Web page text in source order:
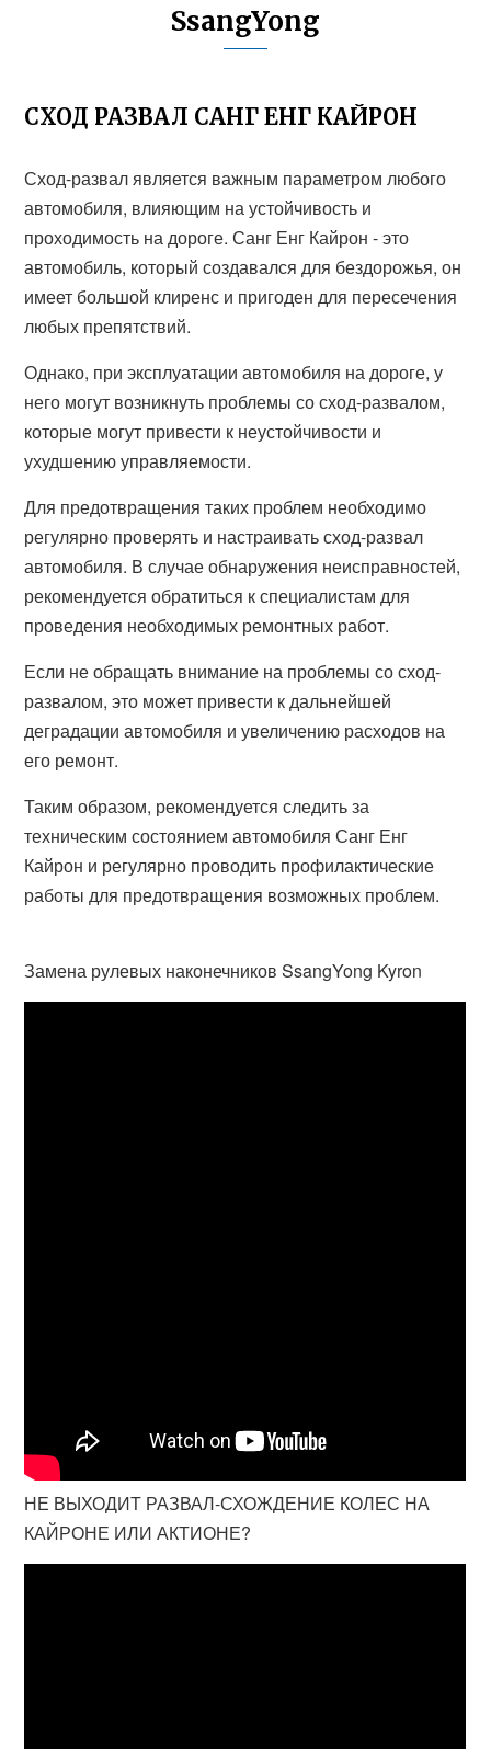
SsangYong
СХОД РАЗВАЛ САНГ ЕНГ КАЙРОН
Сход-развал является важным параметром любого
автомобиля, влияющим на устойчивость и
проходимость на дороге. Санг Енг Кайрон - это
автомобиль, который создавался для бездорожья, он
имеет большой клиренс и пригоден для пересечения
любых препятствий.
Однако, при эксплуатации автомобиля на дороге, у
него могут возникнуть проблемы со сход-развалом,
которые могут привести к неустойчивости и
ухудшению управляемости.
Для предотвращения таких проблем необходимо
регулярно проверять и настраивать сход-развал
автомобиля. В случае обнаружения неисправностей,
рекомендуется обратиться к специалистам для
проведения необходимых ремонтных работ.
Если не обращать внимание на проблемы со сход-
развалом, это может привести к дальнейшей
деградации автомобиля и увеличению расходов на
его ремонт.
Таким образом, рекомендуется следить за
техническим состоянием автомобиля Санг Енг
Кайрон и регулярно проводить профилактические
работы для предотвращения возможных проблем.
Замена рулевых наконечников SsangYong Kyron
НЕ ВЫХОДИТ РАЗВАЛ-СХОЖДЕНИЕ КОЛЕС НА
КАЙРОНЕ ИЛИ АКТИОНЕ?